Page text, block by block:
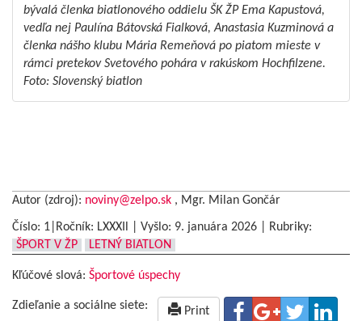
bývalá členka biatlonového oddielu ŠK ŽP Ema Kapustová,
vedľa nej Paulína Bátovská Fialková, Anastasia Kuzminová a
členka nášho klubu Mária Remeňová po piatom mieste v
rámci pretekov Svetového pohára v rakúskom Hochfilzene.
Foto: Slovenský biatlon
Autor (zdroj): noviny@zelpo.sk , Mgr. Milan Gončár
Číslo: 1|Ročník: LXXXIl | Vyšlo: 9. januára 2026
Rubriky:
ŠPORT V ŽP
LETNÝ BIATLON
Kľúčové slová: Športové úspechy
Zdieľanie a sociálne siete: Print